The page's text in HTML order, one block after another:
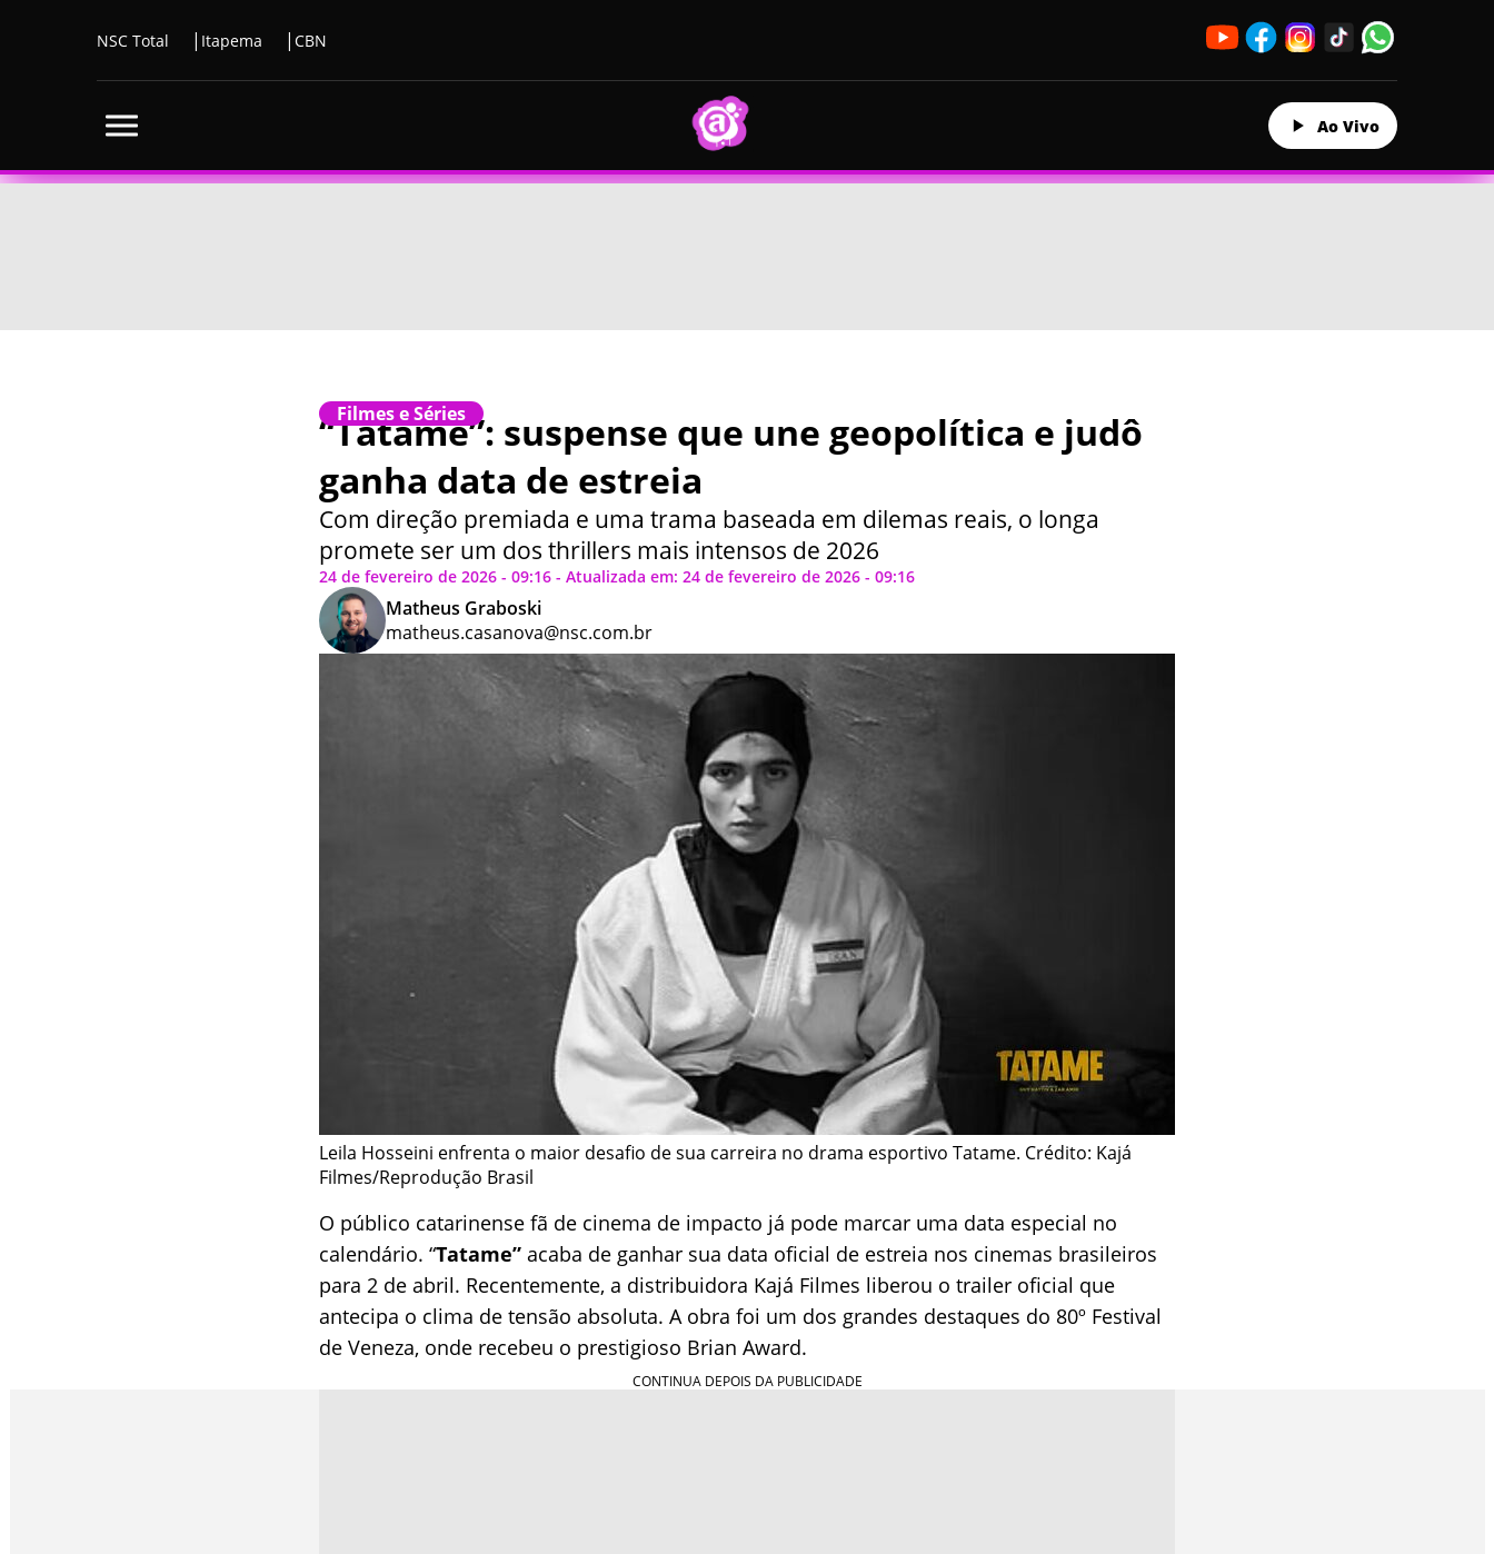
NSC Total Itapema CBN
Ao Vivo
Filmes e Séries
“Tatame”: suspense que une geopolítica e judô
ganha data de estreia
Com direção premiada e uma trama baseada em dilemas reais, o longa
promete ser um dos thrillers mais intensos de 2026
24 de fevereiro de 2026 - 09:16 - Atualizada em: 24 de fevereiro de 2026 - 09:16
Matheus Graboski
matheus.casanova@nsc.com.br
Leila Hosseini enfrenta o maior desafio de sua carreira no drama esportivo Tatame. Crédito: Kajá
Filmes/Reprodução Brasil
O público catarinense fã de cinema de impacto já pode marcar uma data especial no
calendário. “Tatame” acaba de ganhar sua data oficial de estreia nos cinemas brasileiros
para 2 de abril. Recentemente, a distribuidora Kajá Filmes liberou o trailer oficial que
antecipa o clima de tensão absoluta. A obra foi um dos grandes destaques do 80º Festival
de Veneza, onde recebeu o prestigioso Brian Award.